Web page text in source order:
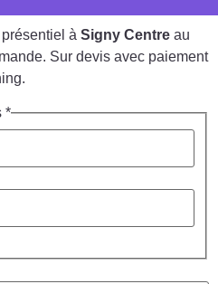
à Signy Centre au
Sur devis avec paiement
*